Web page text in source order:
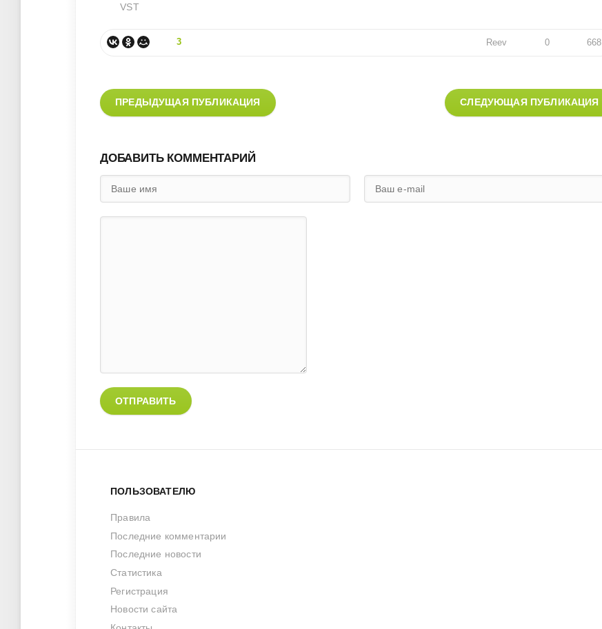
VST
3 Reev 0 668
ПРЕДЫДУЩАЯ ПУБЛИКАЦИЯ СЛЕДУЮЩАЯ ПУБЛИКАЦИЯ
ДОБАВИТЬ КОММЕНТАРИЙ
ОТПРАВИТЬ
ПОЛЬЗОВАТЕЛЮ
Правила
Последние комментарии
Последние новости
Статистика
Регистрация
Новости сайта